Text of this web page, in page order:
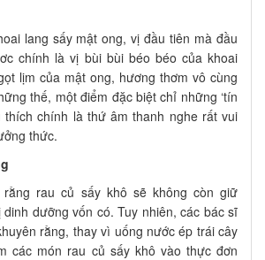
lang sấy mật ong, vị đầu tiên mà đầu
chính là vị bùi bùi béo béo của khoai
lịm của mật ong, hương thơm vô cùng
thế, một điểm đặc biệt chỉ những ‘tín
thích chính là thứ âm thanh nghe rất vui
thức.
rằng rau củ sấy khô sẽ không còn giữ
dưỡng vốn có. Tuy nhiên, các bác sĩ
rằng, thay vì uống nước ép trái cây
các món rau củ sấy khô vào thực đơn